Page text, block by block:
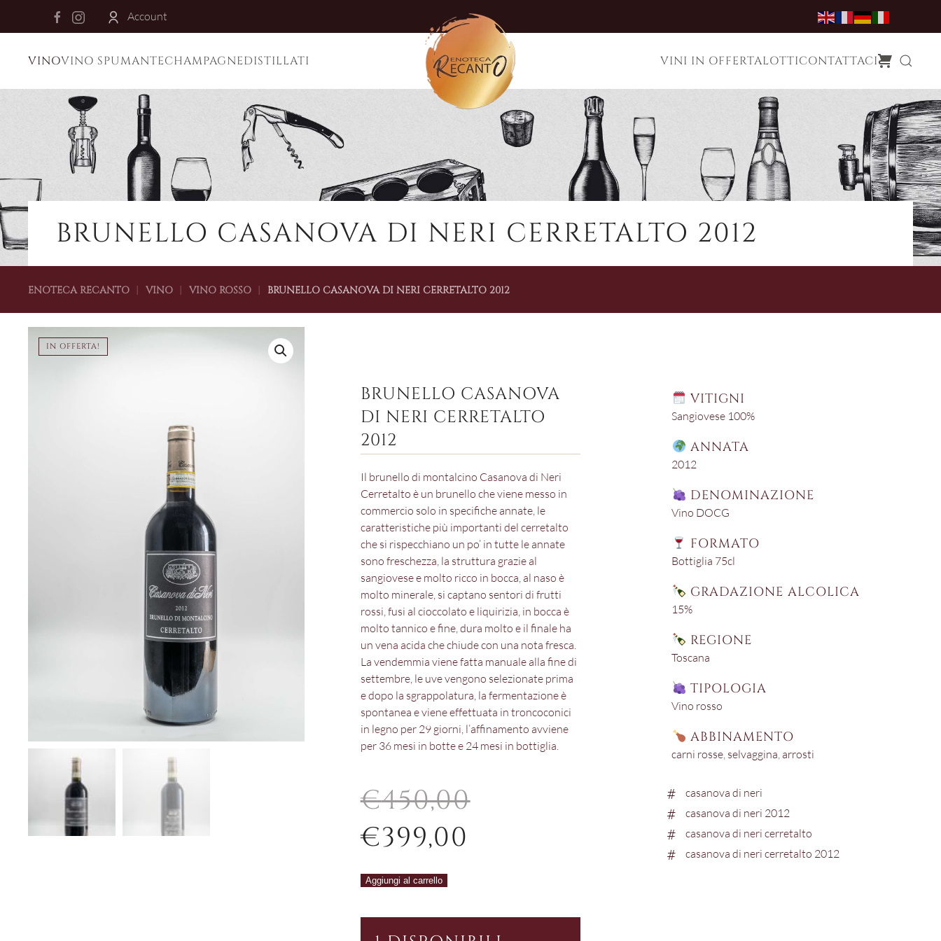
Account
VINOVINO SPUMANTECHAMPAGNEDISTILLATI VINI IN OFFERTALOTTICONTATTACI
BRUNELLO CASANOVA DI NERI CERRETALTO 2012
ENOTECA RECANTO VINO VINO ROSSO BRUNELLO CASANOVA DI NERI CERRETALTO 2012
IN OFFERTA!
BRUNELLO CASANOVA
DI NERI CERRETALTO
2012
Il brunello di montalcino Casanova di Neri
Cerretalto è un brunello che viene messo in
commercio solo in specifiche annate, le
caratteristiche più importanti del cerretalto
che si rispecchiano un po’ in tutte le annate
sono freschezza, la struttura grazie al
sangiovese e molto ricco in bocca, al naso è
molto minerale, si captano sentori di frutti
rossi, fusi al cioccolato e liquirizia, in bocca è
molto tannico e fine, dura molto e il finale ha
un vena acida che chiude con una nota fresca.
La vendemmia viene fatta manuale alla fine di
settembre, le uve vengono selezionate prima
e dopo la sgrappolatura, la fermentazione è
spontanea e viene effettuata in troncoconici
in legno per 29 giorni, l’affinamento avviene
per 36 mesi in botte e 24 mesi in bottiglia.
€450,00
IL
PREZZO
ORIGINALE
€399,00
ATTUALE
Brunello
di
Neri
Aggiungi al carrello
VITIGNI
Sangiovese 100%
ANNATA
2012
DENOMINAZIONE
Vino DOCG
FORMATO
Bottiglia 75cl
GRADAZIONE ALCOLICA
15%
REGIONE
Toscana
TIPOLOGIA
Vino rosso
ABBINAMENTO
carni rosse, selvaggina, arrosti
casanova di neri
casanova di neri 2012
casanova di neri cerretalto
casanova di neri cerretalto 2012